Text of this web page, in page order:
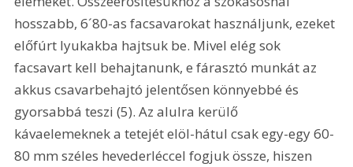
hosszabb, 6´80-as facsavarokat használjunk, ezeket
előfúrt lyukakba hajtsuk be. Mivel elég sok
facsavart kell behajtanunk, e fárasztó munkát az
akkus csavarbehajtó jelentősen könnyebbé és
gyorsabbá teszi (5). Az alulra kerülő
kávaelemeknek a tetejét elöl-hátul csak egy-egy 60-
80 mm széles hevederléccel fogjuk össze, hiszen